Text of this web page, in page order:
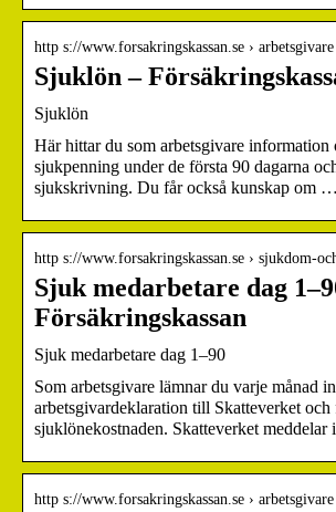
http s://www.forsakringskassan.se ›
Sjuklön –
Sjuklön
Här hittar du som arbetsgivare information
sjukpenning under de första 90 dagarna
sjukskrivning. Du får också kunskap om …
http s://www.forsakringskassan.se › sjukdom-
Sjuk medarbetare dag
Försäkringskassan
Sjuk medarbetare dag 1–90
Som arbetsgivare lämnar du varje månad
arbetsgivardeklaration till Skatteverket
sjuklönekostnaden. Skatteverket
http s://www.forsakringskassan.se › arbetsgivare